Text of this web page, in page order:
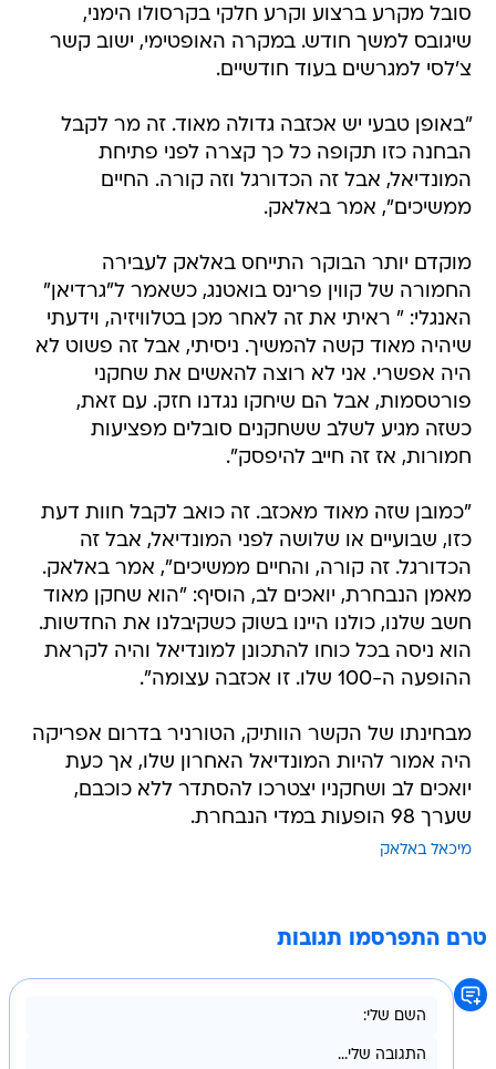
סובל מקרע ברצוע וקרע חלקי בקרסולו הימני,
שיגובס למשך חודש. במקרה האופטימי, ישוב קשר
צ'לסי למגרשים בעוד חודשיים.
"באופן טבעי יש אכזבה גדולה מאוד. זה מר לקבל
הבחנה כזו תקופה כל כך קצרה לפני פתיחת
המונדיאל, אבל זה הכדורגל וזה קורה. החיים
ממשיכים", אמר באלאק.
מוקדם יותר הבוקר התייחס באלאק לעבירה
החמורה של קווין פרינס בואטנג, כשאמר ל"גרדיאן"
האנגלי: " ראיתי את זה לאחר מכן בטלוויזיה, וידעתי
שיהיה מאוד קשה להמשיך. ניסיתי, אבל זה פשוט לא
היה אפשרי. אני לא רוצה להאשים את שחקני
פורטסמות, אבל הם שיחקו נגדנו חזק. עם זאת,
כשזה מגיע לשלב ששחקנים סובלים מפציעות
חמורות, אז זה חייב להיפסק".
"כמובן שזה מאוד מאכזב. זה כואב לקבל חוות דעת
כזו, שבועיים או שלושה לפני המונדיאל, אבל זה
הכדורגל. זה קורה, והחיים ממשיכים", אמר באלאק.
מאמן הנבחרת, יואכים לב, הוסיף: "הוא שחקן מאוד
חשב שלנו, כולנו היינו בשוק כשקיבלנו את החדשות.
הוא ניסה בכל כוחו להתכונן למונדיאל והיה לקראת
ההופעה ה-100 שלו. זו אכזבה עצומה".
מבחינתו של הקשר הוותיק, הטורניר בדרום אפריקה
היה אמור להיות המונדיאל האחרון שלו, אך כעת
יואכים לב ושחקניו יצטרכו להסתדר ללא כוכבם,
שערך 98 הופעות במדי הנבחרת.
מיכאל באלאק
טרם התפרסמו תגובות